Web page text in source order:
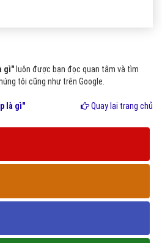
gì" luôn được bạn đọc quan tâm và tìm
tôi cũng như trên Google.
là gì" Quay lại trang chủ